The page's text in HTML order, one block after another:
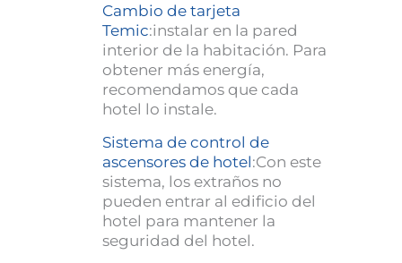
Cambio de tarjeta
Temic:instalar en la pared
interior de la habitación. Para
obtener más energía,
recomendamos que cada
hotel lo instale.
Sistema de control de
ascensores de hotel:Con este
sistema, los extraños no
pueden entrar al edificio del
hotel para mantener la
seguridad del hotel.